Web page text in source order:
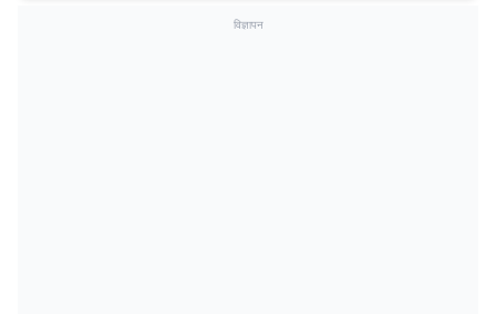
विज्ञापन